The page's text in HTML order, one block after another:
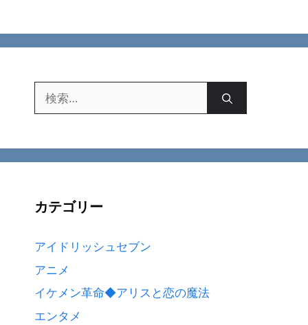
索:
カテゴリー
アイドリッシュセブン
アニメ
イケメン革命◆アリスと恋の魔法
エンタメ